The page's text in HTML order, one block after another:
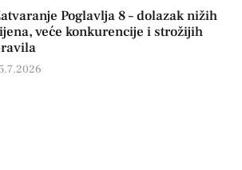
Poglavlja 8 – dolazak nižih
veće konkurencije i strožijih